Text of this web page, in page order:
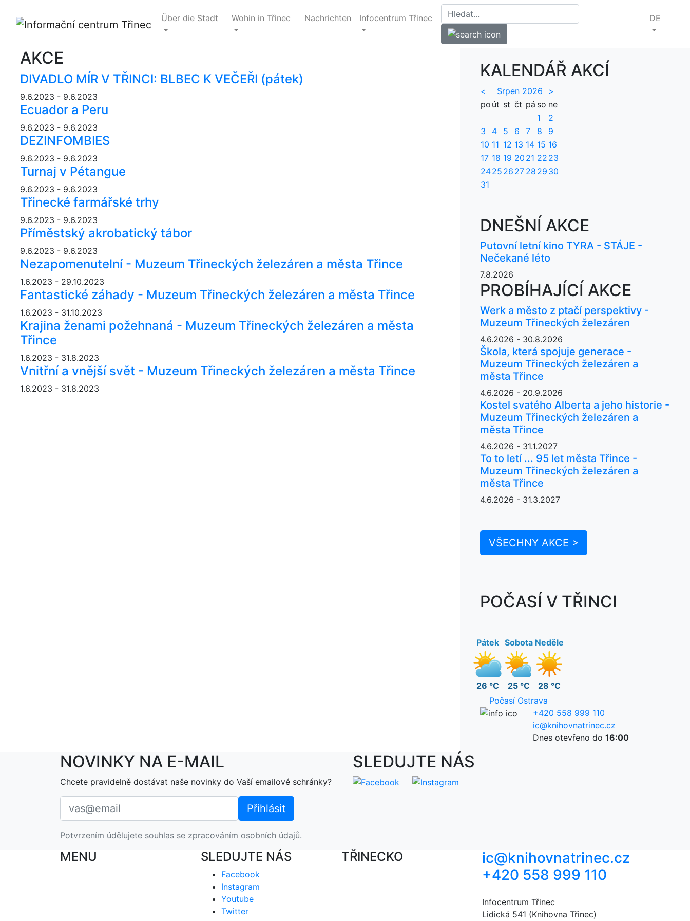
Über die Stadt Wohin in Třinec Nachrichten Infocentrum Třinec DE
AKCE
DIVADLO MÍR V TŘINCI: BLBEC K VEČEŘI (pátek)
9.6.2023 - 9.6.2023
Ecuador a Peru
9.6.2023 - 9.6.2023
DEZINFOMBIES
9.6.2023 - 9.6.2023
Turnaj v Pétangue
9.6.2023 - 9.6.2023
Třinecké farmářské trhy
9.6.2023 - 9.6.2023
Příměstský akrobatický tábor
9.6.2023 - 9.6.2023
Nezapomenutelní - Muzeum Třineckých železáren a města Třince
1.6.2023 - 29.10.2023
Fantastické záhady - Muzeum Třineckých železáren a města Třince
1.6.2023 - 31.10.2023
Krajina ženami požehnaná - Muzeum Třineckých železáren a města
Třince
1.6.2023 - 31.8.2023
Vnitřní a vnější svět - Muzeum Třineckých železáren a města Třince
1.6.2023 - 31.8.2023
KALENDÁŘ AKCÍ
< Srpen 2026
>
po út st čt pá so ne
1
2
3
4 5 6 7 8
9
10 11 12 13 14 15 16
17 18 19 20 21 22 23
2425 26 27 28 29 30
31
DNEŠNÍ AKCE
Putovní letní kino TYRA - STÁJE -
Nečekané léto
7.8.2026
PROBÍHAJÍCÍ AKCE
Werk a město z ptačí perspektivy -
Muzeum Třineckých železáren
4.6.2026 - 30.8.2026
Škola, která spojuje generace -
Muzeum Třineckých železáren a
města Třince
4.6.2026 - 20.9.2026
Kostel svatého Alberta a jeho historie -
Muzeum Třineckých železáren a
města Třince
4.6.2026 - 31.1.2027
To to letí ... 95 let města Třince -
Muzeum Třineckých železáren a
města Třince
4.6.2026 - 31.3.2027
VŠECHNY AKCE >
POČASÍ V TŘINCI
Pátek
26 °C
Sobota
25 °C
Neděle
28 °C
Počasí Ostrava
+420 558 999 110
ic@knihovnatrinec.cz
Dnes otevřeno do 16:00
NOVINKY NA E-MAIL
Chcete pravidelně dostávat naše novinky do Vaší emailové schránky?
Potvrzením údělujete souhlas se zpracováním osobních údajů.
SLEDUJTE NÁS
MENU SLEDUJTE NÁS
Facebook
Instagram
Youtube
Twitter
TŘINECKO
ic@knihovnatrinec.cz
+420 558 999 110
Infocentrum Třinec
Lidická 541 (Knihovna Třinec)